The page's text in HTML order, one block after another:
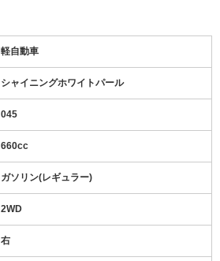
軽自動車
シャイニングホワイトパール
045
660cc
ガソリン(レギュラー)
2WD
右